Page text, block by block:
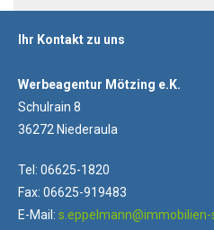
Ihr Kontakt zu uns
Werbeagentur Mötzing e.K.
Schulrain 8
36272 Niederaula
Tel: 06625-1820
Fax: 06625-919483
E-Mail: